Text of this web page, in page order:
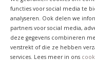
functies voor social media te
analyseren. Ook delen we
partners voor social media,
deze gegevens combineren
verstrekt of die ze hebben
services. Lees meer in ons